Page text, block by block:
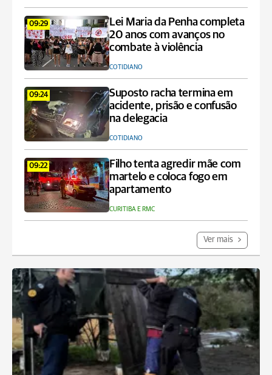
09:29
Lei Maria da Penha completa
20 anos com avanços no
combate à violência
COTIDIANO
09:24
Suposto racha termina em
acidente, prisão e confusão
na delegacia
COTIDIANO
09:22
Filho tenta agredir mãe com
martelo e coloca fogo em
apartamento
CURITIBA E RMC
Ver mais